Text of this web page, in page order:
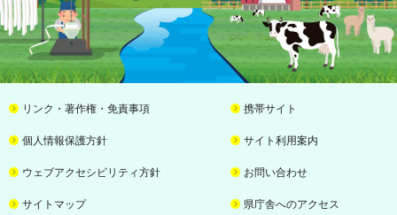
リンク・著作権・免責事項 携帯サイト
個人情報保護方針 サイト利用案内
ウェブアクセシビリティ方針 お問い合わせ
サイトマップ 県庁舎へのアクセス